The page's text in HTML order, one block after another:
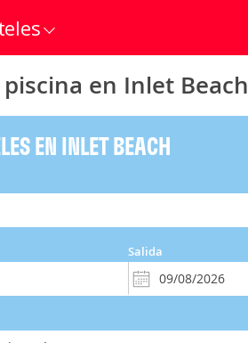
en Inlet Beach
EN INLET BEACH
Salida